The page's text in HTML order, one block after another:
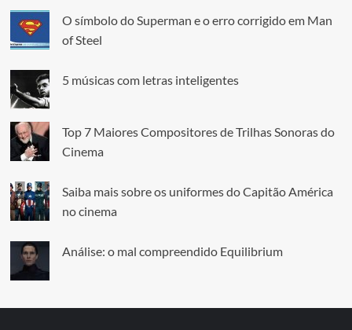
O símbolo do Superman e o erro corrigido em Man
of Steel
5 músicas com letras inteligentes
Top 7 Maiores Compositores de Trilhas Sonoras do
Cinema
Saiba mais sobre os uniformes do Capitão América
no cinema
Análise: o mal compreendido Equilibrium